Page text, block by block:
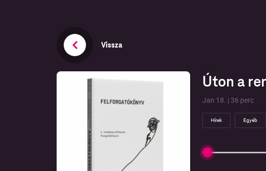
Vissza
Úton a
Jan 18. | 36 perc
Hírek Egyéb